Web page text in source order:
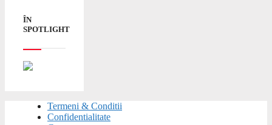
ÎN
SPOTLIGHT
Termeni & Conditii
Confidentialitate